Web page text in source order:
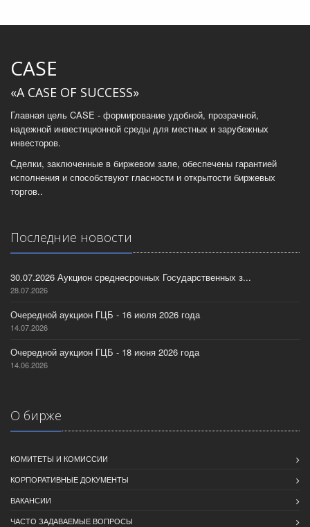
CASE
«A CASE OF SUCCESS»
Главная цель CASE - формирование удобной, прозрачной,
надежной инвестиционной среды для местных и зарубежных
инвесторов.
Сделки, заключенные в биржевом зале, обеспечены гарантией
исполнения и способствуют гласности и открытости биржевых
торгов..
Последние новости
30.07.2026 Аукцион среднесрочных Государственных з...
28.07.2026
Очередной аукцион ГЦБ - 16 июля 2026 года
14.07.2026
Очередной аукцион ГЦБ - 18 июня 2026 года
14.06.2026
О бирже
КОМИТЕТЫ И КОМИССИИ
КОРПОРАТИВНЫЕ ДОКУМЕНТЫ
ВАКАНСИИ
ЧАСТО ЗАДАВАЕМЫЕ ВОПРОСЫ